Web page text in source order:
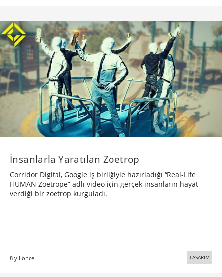
İnsanlarla Yaratılan Zoetrop
Corridor Digital, Google iş birliğiyle hazırladığı “Real-Life
HUMAN Zoetrope” adlı video için gerçek insanların hayat
verdiği bir zoetrop kurguladı.
8 yıl önce TASARIM